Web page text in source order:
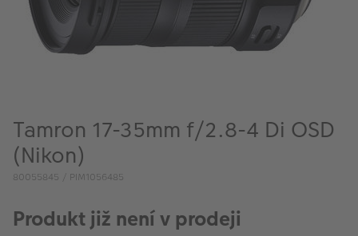
FOTOALBA
VÝPRODEJ
Akce a slevy
Fotoprodukty
Tamron 17-35mm f/2.8-4 Di OSD
(Nikon)
80055845 / PIM1056485
Produkt již není v prodeji